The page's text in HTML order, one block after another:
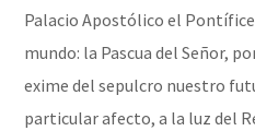
Palacio Apostólico el
mundo: la Pascua del Señor,
exime del sepulcro nuestro
particular afecto, a la luz del